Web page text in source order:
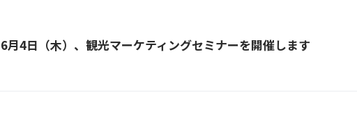
6月4日（木）、観光マーケティングセミナーを開催します